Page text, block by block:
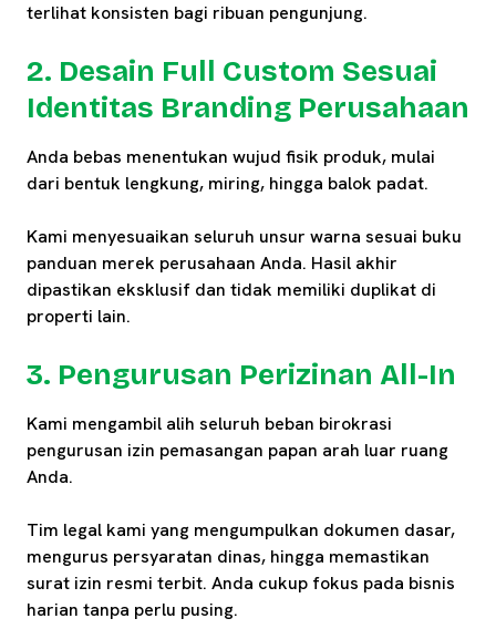
terlihat konsisten bagi ribuan pengunjung.
2. Desain Full Custom Sesuai
Identitas Branding Perusahaan
Anda bebas menentukan wujud fisik produk, mulai
dari bentuk lengkung, miring, hingga balok padat.
Kami menyesuaikan seluruh unsur warna sesuai buku
panduan merek perusahaan Anda. Hasil akhir
dipastikan eksklusif dan tidak memiliki duplikat di
properti lain.
3. Pengurusan Perizinan All-In
Kami mengambil alih seluruh beban birokrasi
pengurusan izin pemasangan papan arah luar ruang
Anda.
Tim legal kami yang mengumpulkan dokumen dasar,
mengurus persyaratan dinas, hingga memastikan
surat izin resmi terbit. Anda cukup fokus pada bisnis
harian tanpa perlu pusing.